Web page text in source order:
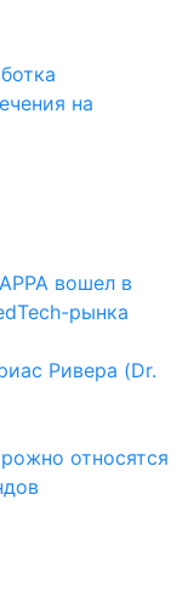
на
вошел в
рынка
Ривера (Dr.
относятся